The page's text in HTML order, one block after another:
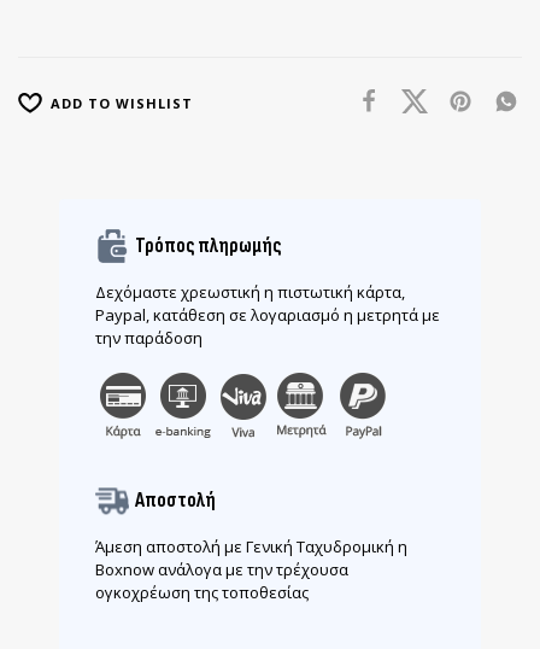
ADD TO WISHLIST
Τρόπος πληρωμής
Δεχόμαστε χρεωστική η πιστωτική κάρτα,
Paypal, κατάθεση σε λογαριασμό η μετρητά με
την παράδοση
Αποστολή
Άμεση αποστολή με Γενική Ταχυδρομική η
Boxnow ανάλογα με την τρέχουσα
ογκοχρέωση της τοποθεσίας